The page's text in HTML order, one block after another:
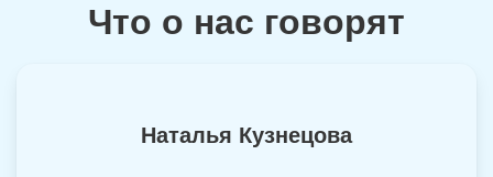
Что о нас говорят
Наталья Кузнецова